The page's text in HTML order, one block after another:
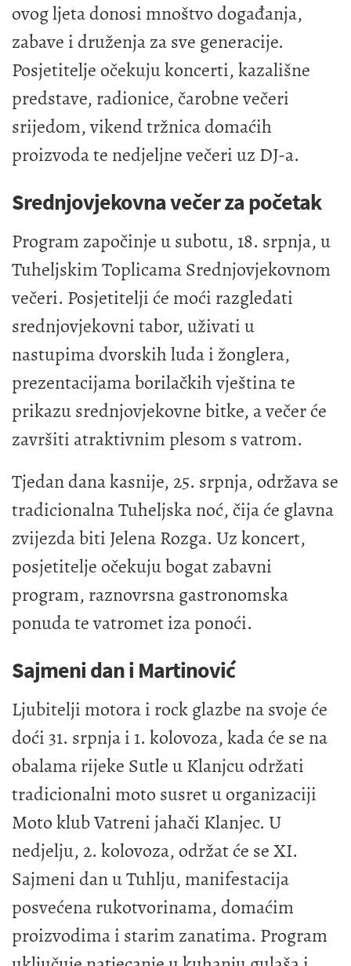
ovog ljeta donosi mnoštvo događanja,
zabave i druženja za sve generacije.
Posjetitelje očekuju koncerti, kazališne
predstave, radionice, čarobne večeri
srijedom, vikend tržnica domaćih
proizvoda te nedjeljne večeri uz DJ-a.
Srednjovjekovna večer za početak
Program započinje u subotu, 18. srpnja, u
Tuheljskim Toplicama Srednjovjekovnom
večeri. Posjetitelji će moći razgledati
srednjovjekovni tabor, uživati u
nastupima dvorskih luda i žonglera,
prezentacijama borilačkih vještina te
prikazu srednjovjekovne bitke, a večer će
završiti atraktivnim plesom s vatrom.
Tjedan dana kasnije, 25. srpnja, održava se
tradicionalna Tuheljska noć, čija će glavna
zvijezda biti Jelena Rozga. Uz koncert,
posjetitelje očekuju bogat zabavni
program, raznovrsna gastronomska
ponuda te vatromet iza ponoći.
Sajmeni dan i Martinović
Ljubitelji motora i rock glazbe na svoje će
doći 31. srpnja i 1. kolovoza, kada će se na
obalama rijeke Sutle u Klanjcu održati
tradicionalni moto susret u organizaciji
Moto klub Vatreni jahači Klanjec. U
nedjelju, 2. kolovoza, održat će se XI.
Sajmeni dan u Tuhlju, manifestacija
posvećena rukotvorinama, domaćim
proizvodima i starim zanatima. Program